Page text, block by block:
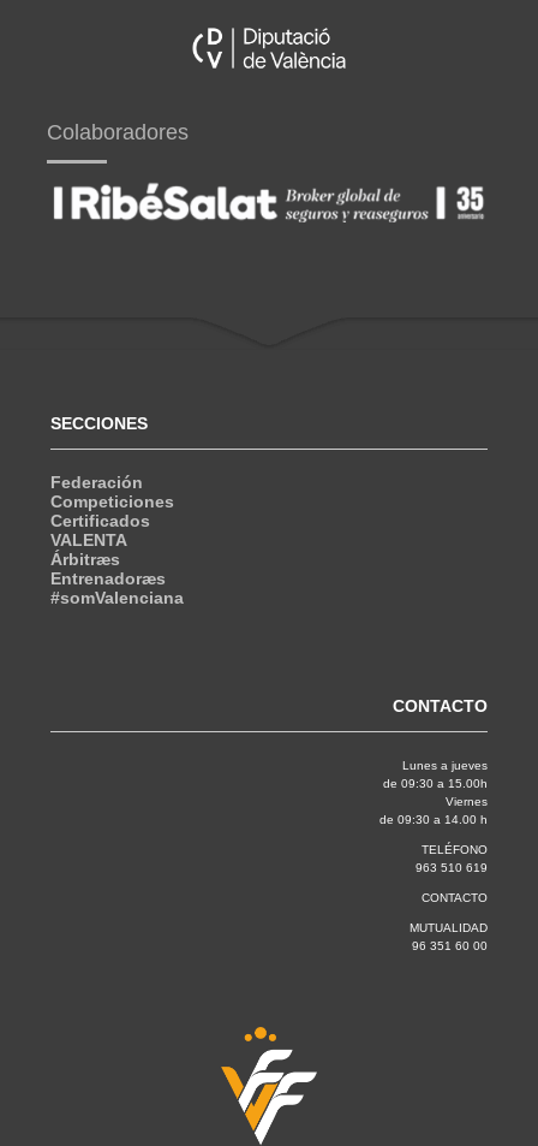
Colaboradores
SECCIONES
Federación
Competiciones
Certificados
VALENTA
Árbitræs
Entrenadoræs
#somValenciana
CONTACTO
Lunes a jueves
de 09:30 a 15.00h
Viernes
de 09:30 a 14.00 h
TELÉFONO
963 510 619
CONTACTO
MUTUALIDAD
96 351 60 00